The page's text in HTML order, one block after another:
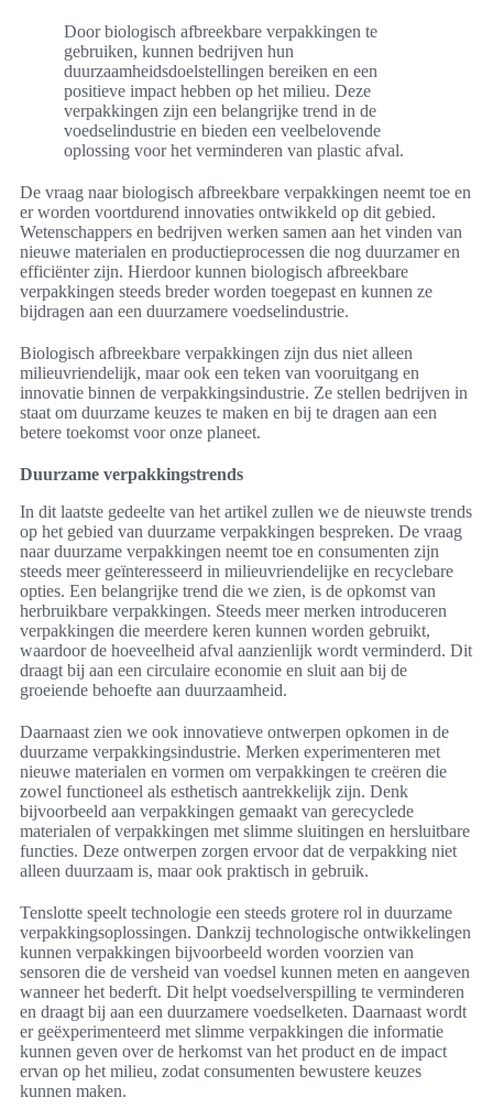
Door biologisch afbreekbare verpakkingen te
gebruiken, kunnen bedrijven hun
duurzaamheidsdoelstellingen bereiken en een
positieve impact hebben op het milieu. Deze
verpakkingen zijn een belangrijke trend in de
voedselindustrie en bieden een veelbelovende
oplossing voor het verminderen van plastic afval.
De vraag naar biologisch afbreekbare verpakkingen neemt toe en
er worden voortdurend innovaties ontwikkeld op dit gebied.
Wetenschappers en bedrijven werken samen aan het vinden van
nieuwe materialen en productieprocessen die nog duurzamer en
efficiënter zijn. Hierdoor kunnen biologisch afbreekbare
verpakkingen steeds breder worden toegepast en kunnen ze
bijdragen aan een duurzamere voedselindustrie.
Biologisch afbreekbare verpakkingen zijn dus niet alleen
milieuvriendelijk, maar ook een teken van vooruitgang en
innovatie binnen de verpakkingsindustrie. Ze stellen bedrijven in
staat om duurzame keuzes te maken en bij te dragen aan een
betere toekomst voor onze planeet.
Duurzame verpakkingstrends
In dit laatste gedeelte van het artikel zullen we de nieuwste trends
op het gebied van duurzame verpakkingen bespreken. De vraag
naar duurzame verpakkingen neemt toe en consumenten zijn
steeds meer geïnteresseerd in milieuvriendelijke en recyclebare
opties. Een belangrijke trend die we zien, is de opkomst van
herbruikbare verpakkingen. Steeds meer merken introduceren
verpakkingen die meerdere keren kunnen worden gebruikt,
waardoor de hoeveelheid afval aanzienlijk wordt verminderd. Dit
draagt bij aan een circulaire economie en sluit aan bij de
groeiende behoefte aan duurzaamheid.
Daarnaast zien we ook innovatieve ontwerpen opkomen in de
duurzame verpakkingsindustrie. Merken experimenteren met
nieuwe materialen en vormen om verpakkingen te creëren die
zowel functioneel als esthetisch aantrekkelijk zijn. Denk
bijvoorbeeld aan verpakkingen gemaakt van gerecyclede
materialen of verpakkingen met slimme sluitingen en hersluitbare
functies. Deze ontwerpen zorgen ervoor dat de verpakking niet
alleen duurzaam is, maar ook praktisch in gebruik.
Tenslotte speelt technologie een steeds grotere rol in duurzame
verpakkingsoplossingen. Dankzij technologische ontwikkelingen
kunnen verpakkingen bijvoorbeeld worden voorzien van
sensoren die de versheid van voedsel kunnen meten en aangeven
wanneer het bederft. Dit helpt voedselverspilling te verminderen
en draagt bij aan een duurzamere voedselketen. Daarnaast wordt
er geëxperimenteerd met slimme verpakkingen die informatie
kunnen geven over de herkomst van het product en de impact
ervan op het milieu, zodat consumenten bewustere keuzes
kunnen maken.